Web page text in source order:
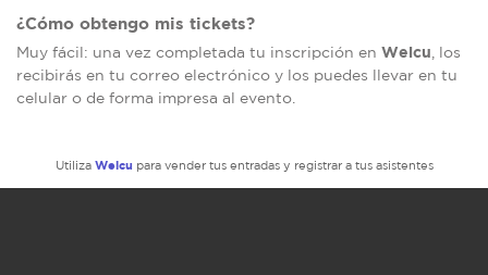
¿Cómo obtengo mis tickets?
Muy fácil: una vez completada tu inscripción en Welcu , los
recibirás en tu correo electrónico y los puedes llevar en tu
celular o de forma impresa al evento.
Utiliza Welcu para vender tus entradas y registrar a tus asistentes